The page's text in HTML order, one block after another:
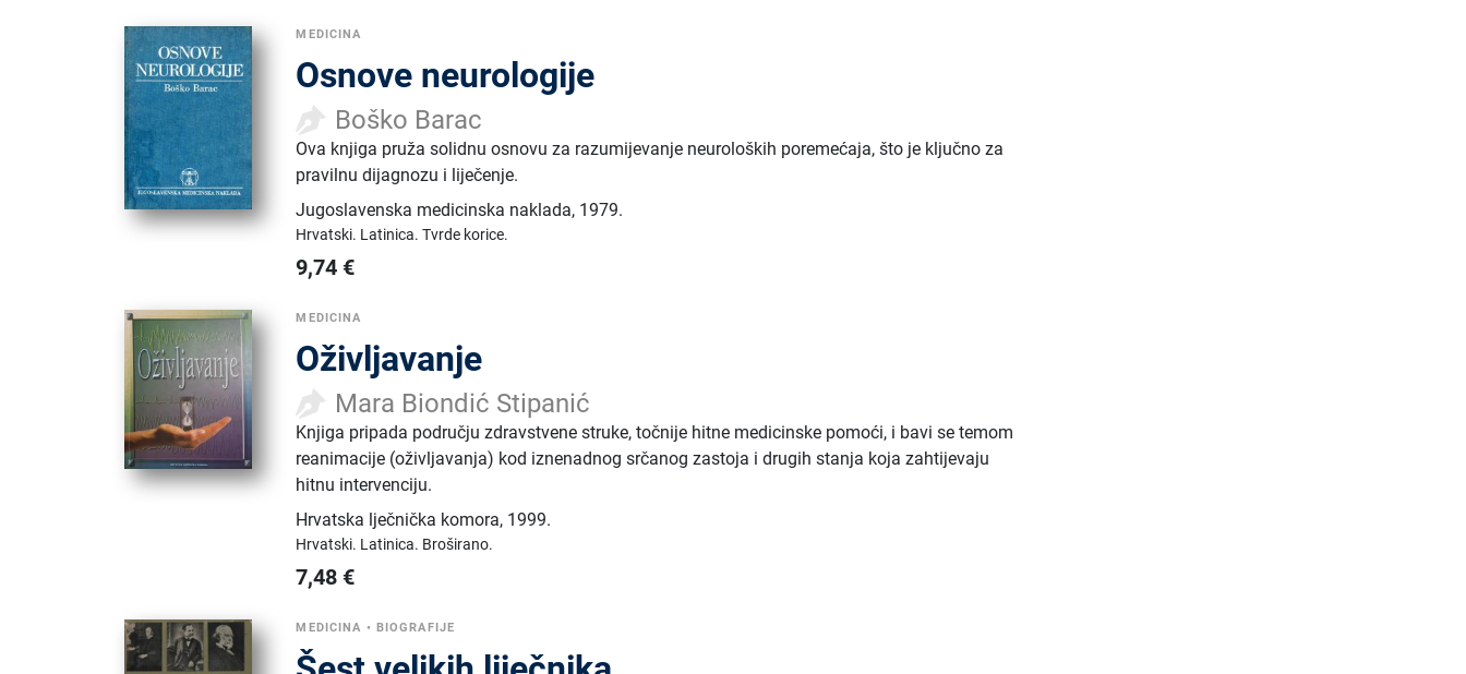
MEDICINA
Osnove neurologije
Boško Barac
Ova knjiga pruža solidnu osnovu za razumijevanje neuroloških poremećaja, što je ključno za
pravilnu dijagnozu i liječenje.
Jugoslavenska medicinska naklada, 1979.
Hrvatski. Latinica.Tvrde korice.
9,74 €
MEDICINA
Oživljavanje
Mara Biondić Stipanić
Knjiga pripada području zdravstvene struke, točnije hitne medicinske pomoći, i bavi se temom
reanimacije (oživljavanja) kod iznenadnog srčanog zastoja i drugih stanja koja zahtijevaju
hitnu intervenciju.
Hrvatska lječnička komora, 1999.
Hrvatski. Latinica. Broširano.
7,48 €
MEDICINA • BIOGRAFIJE